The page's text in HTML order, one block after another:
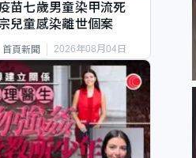
苗七歲男童染甲流死
兒童感染離世個案
首頁新聞 2026年08月04日